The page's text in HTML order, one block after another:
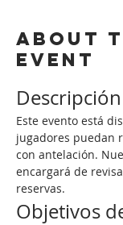
About
event
Este evento está
jugadores puedan
con antelación.
encargará de
reservas.
Objetivos